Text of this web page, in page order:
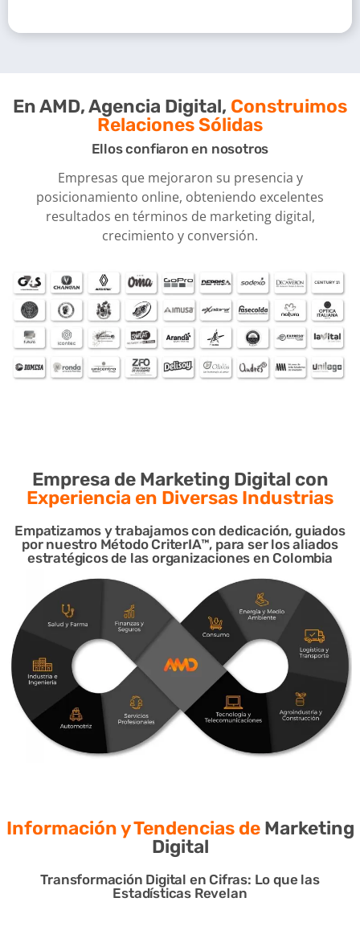
En AMD, Agencia Digital, Construimos
Relaciones Sólidas
Ellos confiaron en nosotros
Empresas que mejoraron su presencia y
posicionamiento online, obteniendo excelentes
resultados en términos de marketing digital,
crecimiento y conversión.
Empresa de Marketing Digital con
Experiencia en Diversas Industrias
Empatizamos y trabajamos con dedicación, guiados
por nuestro Método CriterIA™, para ser los aliados
estratégicos de las organizaciones en Colombia
Información y Tendencias de Marketing
Digital
Transformación Digital en Cifras: Lo que las
Estadísticas Revelan